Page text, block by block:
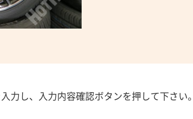
力し、入力内容確認ボタンを押して下さい。